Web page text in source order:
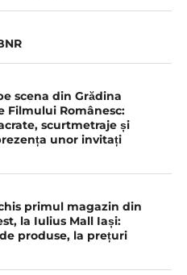
scena din Grădina
Filmului Românesc:
scurtmetraje și
unor invitați
primul magazin din
la Iulius Mall Iași:
produse, la prețuri